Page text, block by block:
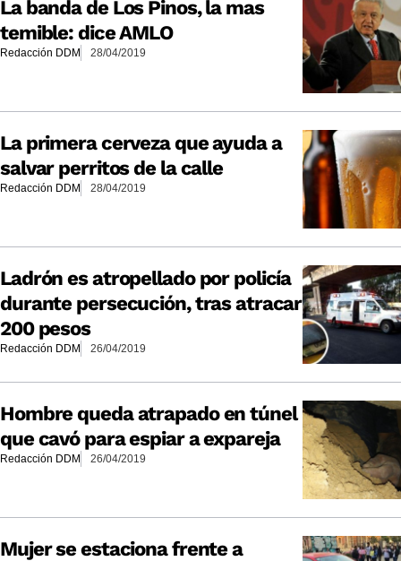
La banda de Los Pinos, la mas
temible: dice AMLO
Redacción DDM 28/04/2019
La primera cerveza que ayuda a
salvar perritos de la calle
Redacción DDM 28/04/2019
Ladrón es atropellado por policía
durante persecución, tras atracar
200 pesos
Redacción DDM 26/04/2019
Hombre queda atrapado en túnel
que cavó para espiar a expareja
Redacción DDM 26/04/2019
Mujer se estaciona frente a